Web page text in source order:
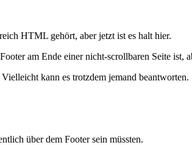
HTML gehört, aber jetzt ist es halt hier.
am Ende einer nicht-scrollbaren Seite ist,
kann es trotzdem jemand beantworten.
über dem Footer sein müssten.